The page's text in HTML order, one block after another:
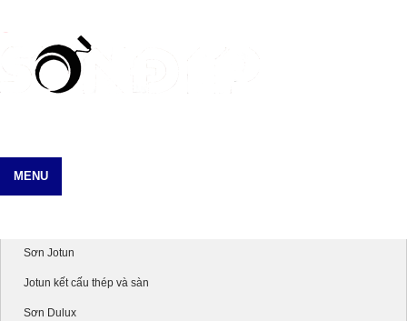
MENU
Sơn Jotun
Jotun kết cấu thép và sàn
Sơn Dulux